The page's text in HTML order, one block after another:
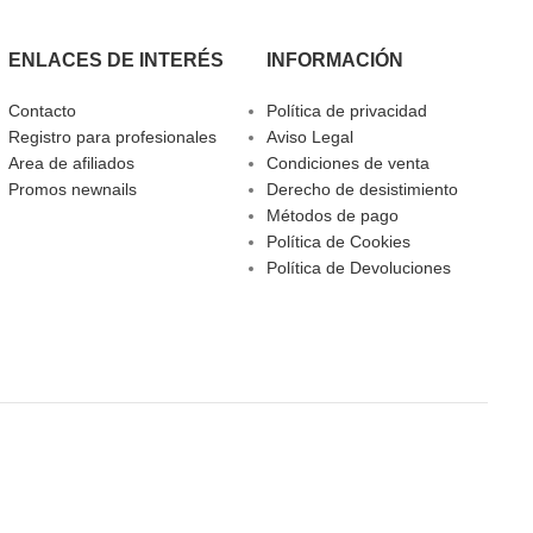
ENLACES DE INTERÉS
Contacto
Registro para profesionales
Area de afiliados
Promos newnails
INFORMACIÓN
Política de privacidad
Aviso Legal
Condiciones de venta
Derecho de desistimiento
Métodos de pago
Política de Cookies
Política de Devoluciones